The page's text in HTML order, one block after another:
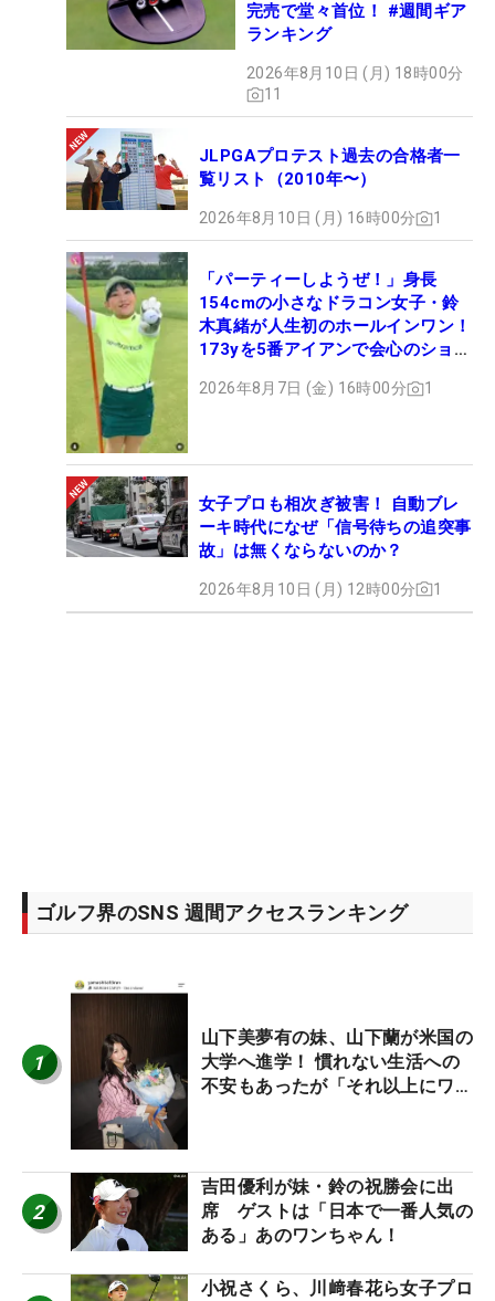
完売で堂々首位！ #週間ギア
ランキング
2026年8月10日 (月) 18時00分
11
JLPGAプロテスト過去の合格者一
覧リスト（2010年〜）
2026年8月10日 (月) 16時00分 1
「パーティーしようぜ！」身長
154cmの小さなドラコン女子・鈴
木真緒が人生初のホールインワン！
173yを5番アイアンで会心のショッ
2026年8月7日 (金) 16時00分 1
女子プロも相次ぎ被害！ 自動ブレ
ーキ時代になぜ「信号待ちの追突事
故」は無くならないのか？
2026年8月10日 (月) 12時00分 1
ゴルフ界のSNS 週間アクセスランキング
1
山下美夢有の妹、山下蘭が米国の
大学へ進学！ 慣れない生活への
不安もあったが「それ以上にワク
2
吉田優利が妹・鈴の祝勝会に出
席 ゲストは「日本で一番人気の
ある」あのワンちゃん！
小祝さくら、川﨑春花ら女子プロ